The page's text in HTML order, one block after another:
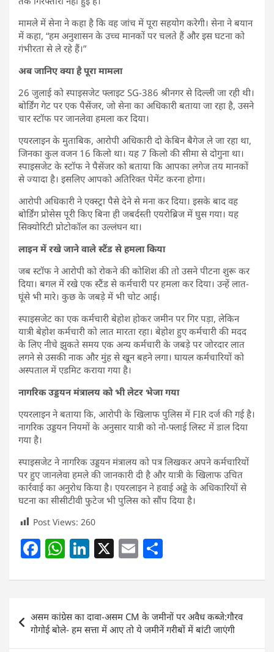
मामले में सेना ने कहा है कि वह जांच में पूरा सहयोग करेगी। सेना ने बयान
में कहा, “हम अनुशासन के उच्च मानकों पर चलते हैं और इस घटना को
गंभीरता से ले रहे हैं।”
अब जानिए क्या है पूरा मामला
26 जुलाई को स्पाइसजेट फ्लाइट SG-386 श्रीनगर से दिल्ली जा रही थी।
बोर्डिंग गेट पर एक पैसेंजर, जो सेना का अधिकारी बताया जा रहा है, उसने
चार स्टॉफ पर जानलेवा हमला कर दिया।
एयरलाइन के मुताबिक, आरोपी अधिकारी दो केबिन बैगेज ले जा रहा था,
जिनका कुल वजन 16 किलो था। यह 7 किलो की सीमा से दोगुना था।
स्पाइसजेट के स्टॉफ ने पैसेंजर को बताया कि आपका लगेज तय मानकों
से ज्यादा है। इसलिए आपको अतिरिक्त पेमेंट करना होगा।
आरोपी अधिकारी ने एक्स्ट्रा पैसे देने से मना कर दिया। इसके बाद वह
बोर्डिंग प्रोसेस पूरी किए बिना ही जबर्दस्ती एयरोब्रिज में घुस गया। यह
सिक्योरिटी प्रोटोकॉल का उल्लंघन था।
लाइन में रखे जाने वाले स्टैंड से हमला किया
जब स्टॉफ ने आरोपी को रोकने की कोशिश की तो उसने पीटना शुरू कर
दिया। बगल में रखे एक स्टैंड से कर्मचारी पर हमला कर दिया। उन्हें लात-
घूंसे भी मारे। कुछ के जबड़े में भी चोट आई।
स्पाइसजेट का एक कर्मचारी बेहोश होकर जमीन पर गिर पड़ा, लेकिन
यात्री बेहोश कर्मचारी को लात मारता रहा। बेहोश हुए कर्मचारी की मदद
के लिए नीचे झुकते समय एक अन्य कर्मचारी के जबड़े पर जोरदार लात
लगने से उसकी नाक और मुंह से खून बहने लगा। घायल कर्मचारियों को
अस्पताल में एडमिट कराया गया है।
नागरिक उड्डयन मंत्रालय को भी लेटर भेजा गया
एयरलाइन ने बताया कि, आरोपी के खिलाफ पुलिस में FIR दर्ज की गई है।
नागरिक उड्डयन नियमों के अनुसार यात्री को नो-फ्लाई लिस्ट में डाल दिया
गया है।
स्पाइसजेट ने नागरिक उड्डयन मंत्रालय को पत्र लिखकर अपने कर्मचारियों
पर हुए जानलेवा हमले की जानकारी दी है और यात्री के खिलाफ उचित
कार्रवाई का अनुरोध किया है। एयरलाइन ने हवाई अड्डे के अधिकारियों से
घटना का सीसीटीवी फुटेज भी पुलिस को सौंप दिया है।
Post Views: 260
F
c
e
b
o
W
at
s
A
p
Li
k
e
dI
n
X E
ai
l
ar
e
navigation
असम कांग्रेस का दावा-असम CM के जमीनों पर अवैध कब्जे:गौरव
गोगोई बोले- हम सत्ता में आए तो ये जमीनें गरीबों में बांटी जाएंगी